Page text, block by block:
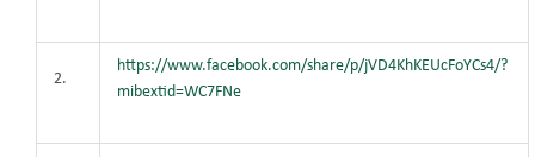
2.
https://www.facebook.com/share/p/jVD4KhKEUcFoYCs4/?
mibextid=WC7FNe